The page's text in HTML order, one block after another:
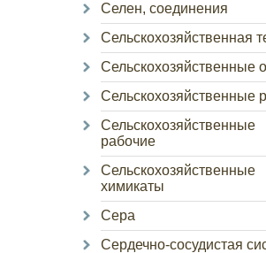
Селен, соединения
Сельскохозяйственная
Сельскохозяйственные
Сельскохозяйственные
Сельскохозяйственные
рабочие
Сельскохозяйственные
химикаты
Сера
Сердечно-сосудистая